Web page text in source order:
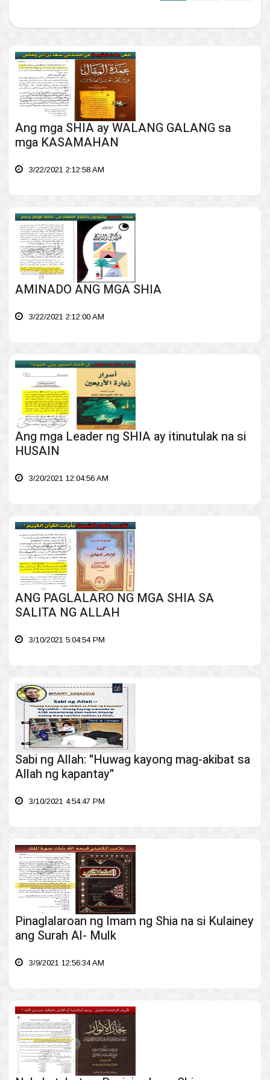
Ang mga SHIA ay WALANG GALANG sa
mga KASAMAHAN
3/22/2021 2:12:58 AM
AMINADO ANG MGA SHIA
3/22/2021 2:12:00 AM
Ang mga Leader ng SHIA ay itinutulak na si
HUSAIN
3/20/2021 12:04:56 AM
ANG PAGLALARO NG MGA SHIA SA
SALITA NG ALLAH
3/10/2021 5:04:54 PM
Sabi ng Allah: "Huwag kayong mag-akibat sa
Allah ng kapantay"
3/10/2021 4:54:47 PM
Pinaglalaroan ng Imam ng Shia na si Kulainey
ang Surah Al- Mulk
3/9/2021 12:56:34 AM